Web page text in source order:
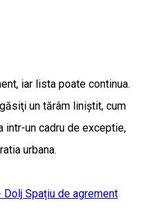
iar lista poate continua.
un tărâm liniştit, cum
intr-un cadru de exceptie,
urbana.
Dolj Spațiu de agrement